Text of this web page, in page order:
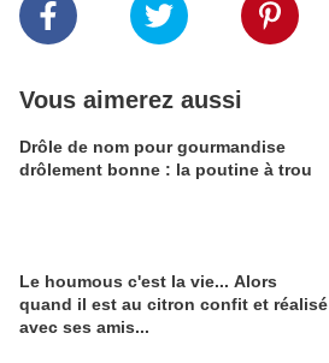
Vous aimerez aussi
Drôle de nom pour gourmandise
drôlement bonne : la poutine à trou
Le houmous c'est la vie... Alors
quand il est au citron confit et réalisé
avec ses amis...